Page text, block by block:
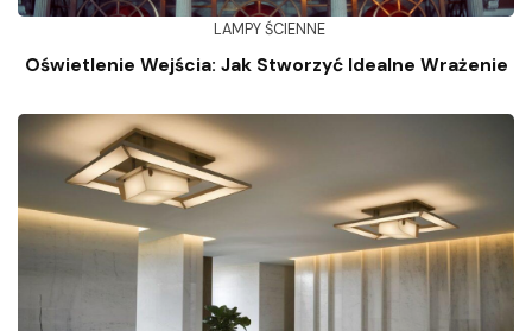
LAMPY ŚCIENNE
Oświetlenie Wejścia: Jak Stworzyć Idealne Wrażenie